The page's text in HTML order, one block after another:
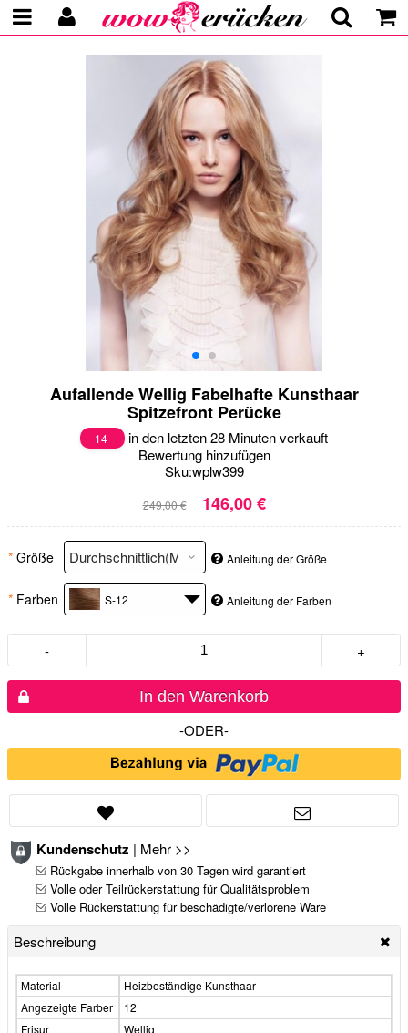
Aufallende Wellig Fabelhafte Kunsthaar
Spitzefront Perücke
14
in den letzten 28 Minuten verkauft
Bewertung hinzufügen
Sku:wplw399
249,00 € 146,00 €
* Größe Anleitung der Größe
* Farben S-12 Anleitung der Farben
- +
In den Warenkorb
-ODER-
Kundenschutz | Mehr >>
Rückgabe innerhalb von 30 Tagen wird garantiert
Volle oder Teilrückerstattung für Qualitätsproblem
Volle Rückerstattung für beschädigte/verlorene Ware
Beschreibung
Material
Heizbeständige Kunsthaar
Angezeigte Farber
12
Frisur
Wellig